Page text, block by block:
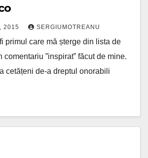
2015 SERGIUMOTREANU
primul care mă șterge din lista de
comentariu ”inspirat” făcut de mine.
cetățeni de-a dreptul onorabili